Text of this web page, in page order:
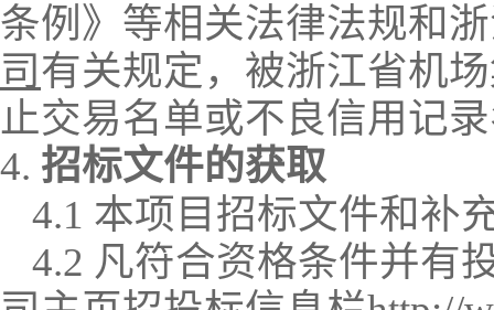
条例》等相关法律法规和
司有关规定，被浙江省机
止交易名单或不良信用记
4. 招标文件的获取
4.1 本项目招标文件和补
4.2 凡符合资格条件并有